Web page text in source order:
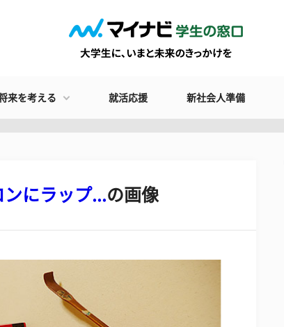
来を考える 就活応援 新社会人準備
にラップ...の画像